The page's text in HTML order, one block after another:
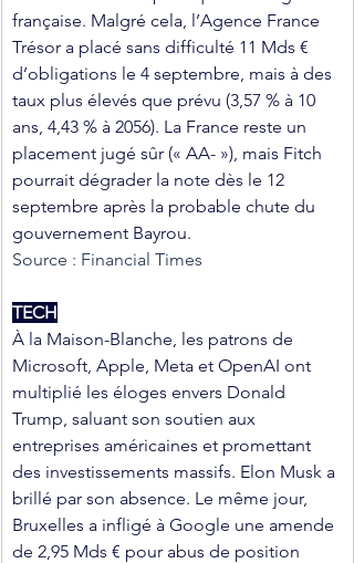
française. Malgré cela, l’Agence France
Trésor a placé sans difficulté 11 Mds €
d’obligations le 4 septembre, mais à des
taux plus élevés que prévu (3,57 % à 10
ans, 4,43 % à 2056). La France reste un
placement jugé sûr (« AA- »), mais Fitch
pourrait dégrader la note dès le 12
septembre après la probable chute du
gouvernement Bayrou.
Source : Financial Times
TECH
À la Maison-Blanche, les patrons de
Microsoft, Apple, Meta et OpenAI ont
multiplié les éloges envers Donald
Trump, saluant son soutien aux
entreprises américaines et promettant
des investissements massifs. Elon Musk a
brillé par son absence. Le même jour,
Bruxelles a infligé à Google une amende
de 2,95 Mds € pour abus de position